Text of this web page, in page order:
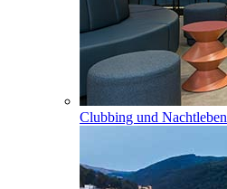
Clubbing und Nachtleben